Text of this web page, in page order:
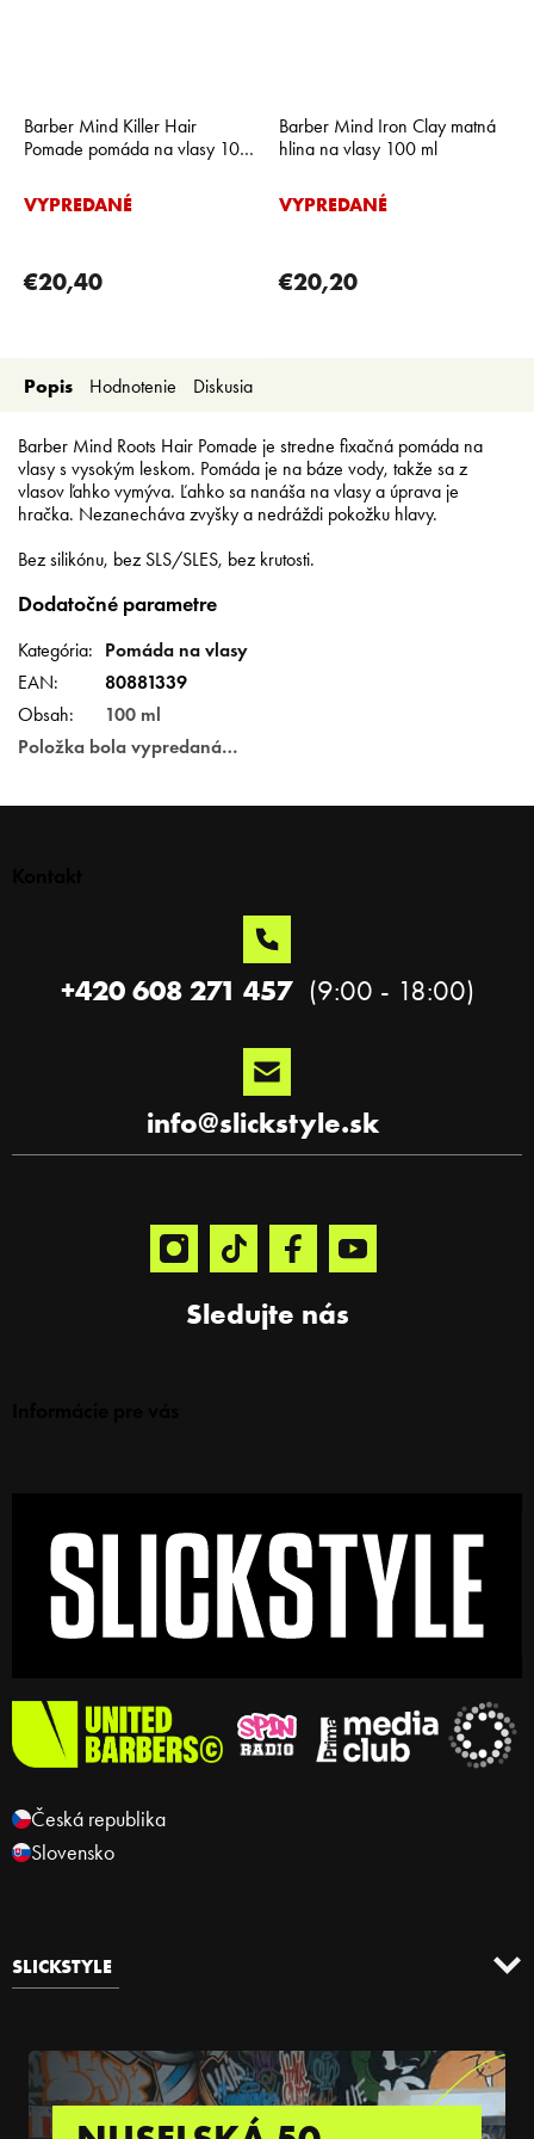
Barber Mind Killer Hair
Pomade pomáda na vlasy 100
VYPREDANÉ
€20,40
Barber Mind Iron Clay matná
hlina na vlasy 100 ml
VYPREDANÉ
€20,20
Popis Hodnotenie Diskusia
Barber Mind Roots Hair Pomade je stredne fixačná pomáda na
vlasy s vysokým leskom. Pomáda je na báze vody, takže sa z
vlasov ľahko vymýva. Ľahko sa nanáša na vlasy a úprava je
hračka. Nezanecháva zvyšky a nedráždi pokožku hlavy.
Bez silikónu, bez SLS/SLES, bez krutosti.
Dodatočné parametre
Kategória:
Pomáda na vlasy
EAN:
80881339
Obsah:
100 ml
Položka bola vypredaná…
Sledujte nás
info@slickstyle.sk
+420 608 271 457
Česká republika
Slovensko
SLICKSTYLE